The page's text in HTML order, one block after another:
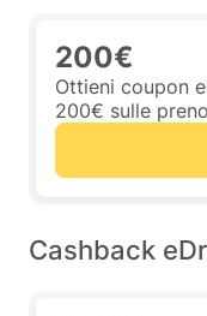
200€
Ottieni coupon
200€ sulle
Cashback